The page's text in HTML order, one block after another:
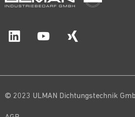
Kataloganforderung
© 2023 ULMAN Dichtungstechnik